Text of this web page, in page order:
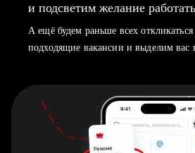
и подсветим желание
А ещё будем раньше всех
подходящие вакансии и выделим вас